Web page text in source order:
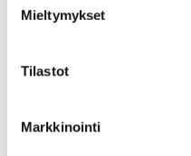
Mieltymykset
Tilastot
Markkinointi